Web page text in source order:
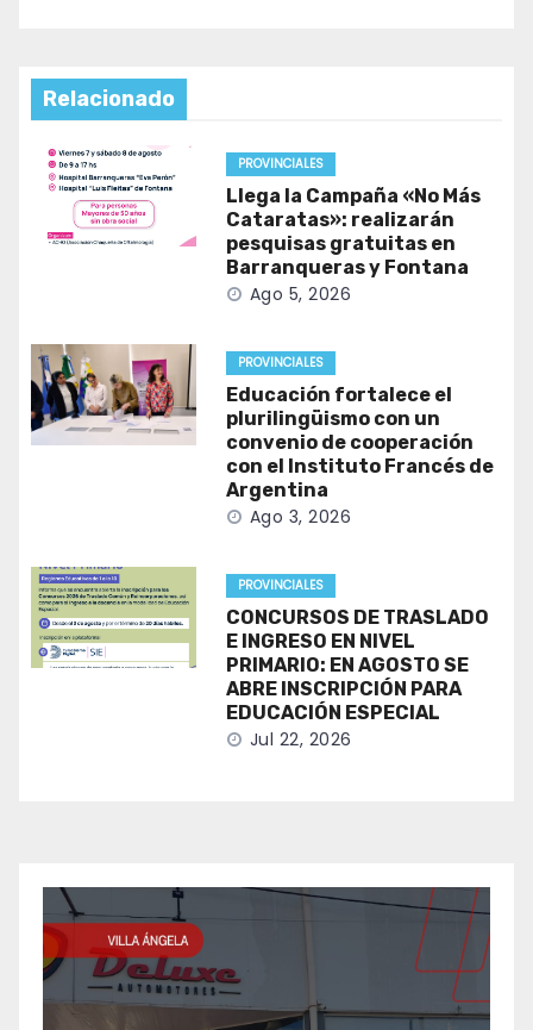
Relacionado
PROVINCIALES
Llega la Campaña «No Más
Cataratas»: realizarán
pesquisas gratuitas en
Barranqueras y Fontana
Ago 5, 2026
PROVINCIALES
Educación fortalece el
plurilingüismo con un
convenio de cooperación
con el Instituto Francés de
Argentina
Ago 3, 2026
PROVINCIALES
CONCURSOS DE TRASLADO
E INGRESO EN NIVEL
PRIMARIO: EN AGOSTO SE
ABRE INSCRIPCIÓN PARA
EDUCACIÓN ESPECIAL
Jul 22, 2026